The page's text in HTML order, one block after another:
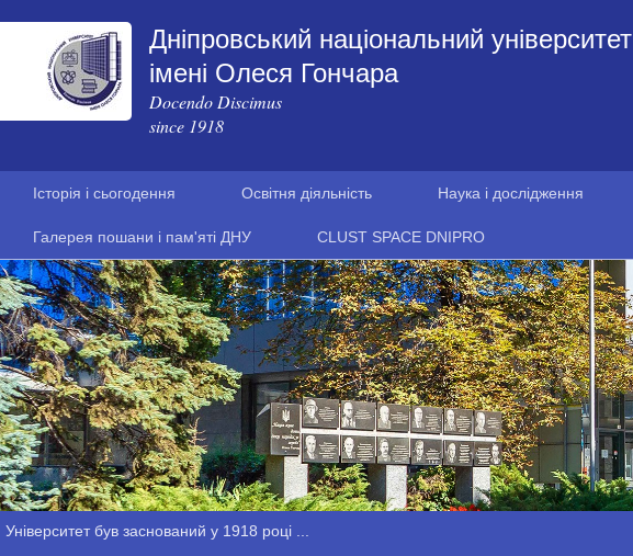
Дніпровський національний університет
імені Олеся Гончара
Docendo Discimus
since 1918
Історія і сьогодення Освітня діяльність Наука і дослідження
Галерея пошани і пам'яті ДНУ CLUST SPACE DNIPRO
Університет був заснований у 1918 році ...